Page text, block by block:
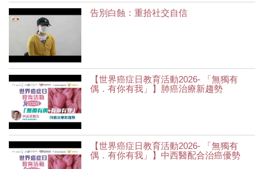
告別白蝕：重拾社交自信
【世界癌症日教育活動2026- 「無獨有
偶．有你有我」】肺癌治療新趨勢
【世界癌症日教育活動2026- 「無獨有
偶．有你有我」】中西醫配合治癌優勢